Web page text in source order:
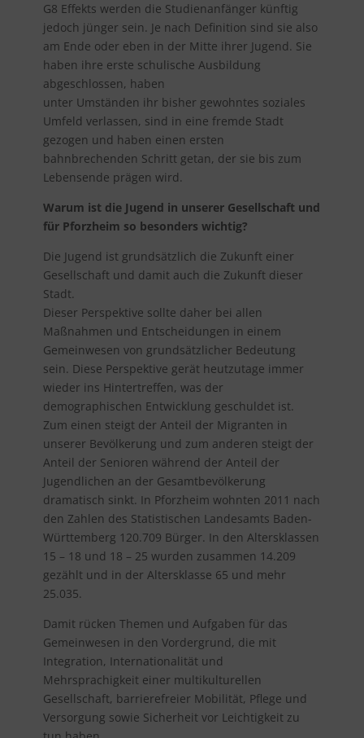
G8 Effekts werden die Studienanfänger künftig
jedoch jünger sein. Je nach Definition sind sie also
am Ende oder eben in der Mitte ihrer Jugend. Sie
haben ihre erste schulische Ausbildung
abgeschlossen, haben
unter Umständen ihr bisher gewohntes soziales
Umfeld verlassen, sind in eine fremde Stadt
gezogen und haben einen ersten
bahnbrechenden Schritt getan, der sie bis zum
Lebensende prägen wird.
Warum ist die Jugend in unserer Gesellschaft und
für Pforzheim so besonders wichtig?
Die Jugend ist grundsätzlich die Zukunft einer
Gesellschaft und damit auch die Zukunft dieser
Stadt.
Dieser Perspektive sollte daher bei allen
Maßnahmen und Entscheidungen in einem
Gemeinwesen von grundsätzlicher Bedeutung
sein. Diese Perspektive gerät heutzutage immer
wieder ins Hintertreffen, was der
demographischen Entwicklung geschuldet ist.
Zum einen steigt der Anteil der Migranten in
unserer Bevölkerung und zum anderen steigt der
Anteil der Senioren während der Anteil der
Jugendlichen an der Gesamtbevölkerung
dramatisch sinkt. In Pforzheim wohnten 2011 nach
den Zahlen des Statistischen Landesamts Baden-
Württemberg 120.709 Bürger. In den Altersklassen
15 – 18 und 18 – 25 wurden zusammen 14.209
gezählt und in der Altersklasse 65 und mehr
25.035.
Damit rücken Themen und Aufgaben für das
Gemeinwesen in den Vordergrund, die mit
Integration, Internationalität und
Mehrsprachigkeit einer multikulturellen
Gesellschaft, barrierefreier Mobilität, Pflege und
Versorgung sowie Sicherheit vor Leichtigkeit zu